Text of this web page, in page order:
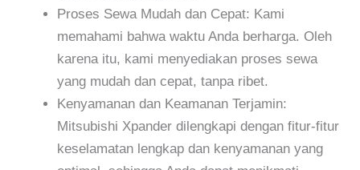
Proses Sewa Mudah dan Cepat: Kami
memahami bahwa waktu Anda berharga. Oleh
karena itu, kami menyediakan proses sewa
yang mudah dan cepat, tanpa ribet.
Kenyamanan dan Keamanan Terjamin:
Mitsubishi Xpander dilengkapi dengan fitur-fitur
keselamatan lengkap dan kenyamanan yang